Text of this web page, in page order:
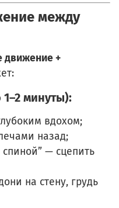
между
движение +
минуты):
вдохом;
назад;
— сцепить
на стену, грудь